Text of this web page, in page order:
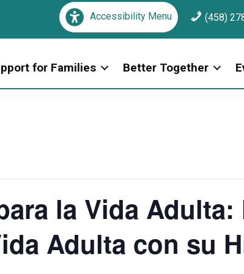
Accessibility Menu (458)
for Families Better Together
la Vida Adulta:
Adulta con su